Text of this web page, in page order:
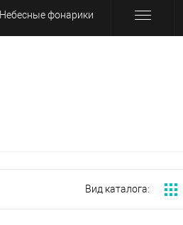
Небесные фонарики
Вид каталога: